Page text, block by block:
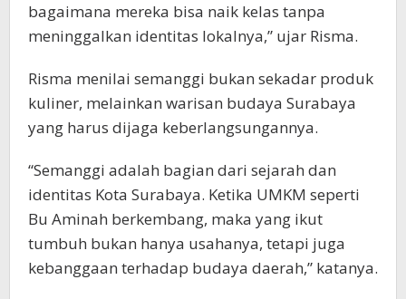
bagaimana mereka bisa naik kelas tanpa
meninggalkan identitas lokalnya,” ujar Risma.
Risma menilai semanggi bukan sekadar produk
kuliner, melainkan warisan budaya Surabaya
yang harus dijaga keberlangsungannya.
“Semanggi adalah bagian dari sejarah dan
identitas Kota Surabaya. Ketika UMKM seperti
Bu Aminah berkembang, maka yang ikut
tumbuh bukan hanya usahanya, tetapi juga
kebanggaan terhadap budaya daerah,” katanya.